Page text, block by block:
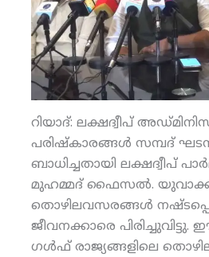
റിയാദ്: ലക്ഷദ്വീപ്
പരിഷ്‌കാരങ്ങള്‍ സമ്പദ്
ബാധിച്ചതായി ലക്ഷദ്വീപ്
മുഹമ്മദ് ഫൈസല്‍.
തൊഴിലവസരങ്ങള്‍
ജീവനക്കാരെ
ഗള്‍ഫ് രാജ്യങ്ങളിലെ